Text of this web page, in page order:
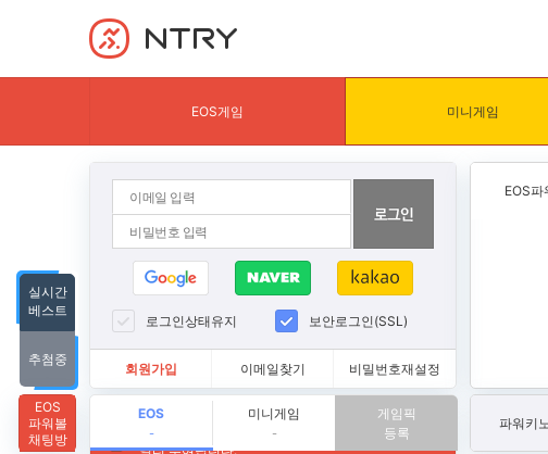
NTRY
EOS게임 미니게임
로그인상태유지 보안로그인(SSL)
회원가입 이메일찾기 비밀번호재설정
EOS
-
미니게임
-
게임픽
등록
EOS파
실시간
베스트
추첨중
EOS
파워볼
채팅방
파워키